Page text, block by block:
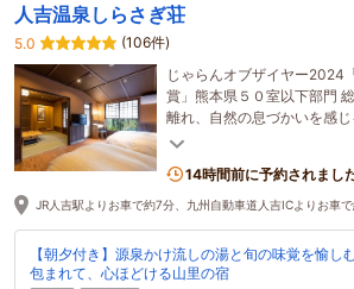
人吉温泉しらさぎ荘
5.0
(106件)
じゃらんオブザイヤー2024
賞」熊本県５０室以下部門
離れ、自然の息づかいを感
しか味わえない特別なひとと
14時間前に予約されまし
JR人吉駅よりお車で約7分、九州自動車道人吉ICよりお車
【朝夕付き】源泉かけ流しの湯と旬の味覚を愉
包まれて、心ほどける山里の宿